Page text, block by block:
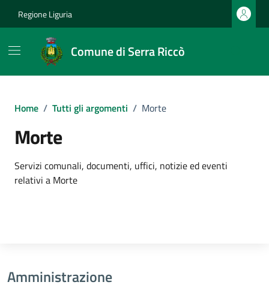
Regione Liguria
Comune di Serra Riccò
Home / Tutti gli argomenti / Morte
Morte
Dettagli dell'argomento
Servizi comunali, documenti, uffici, notizie ed eventi
relativi a Morte
Amministrazione